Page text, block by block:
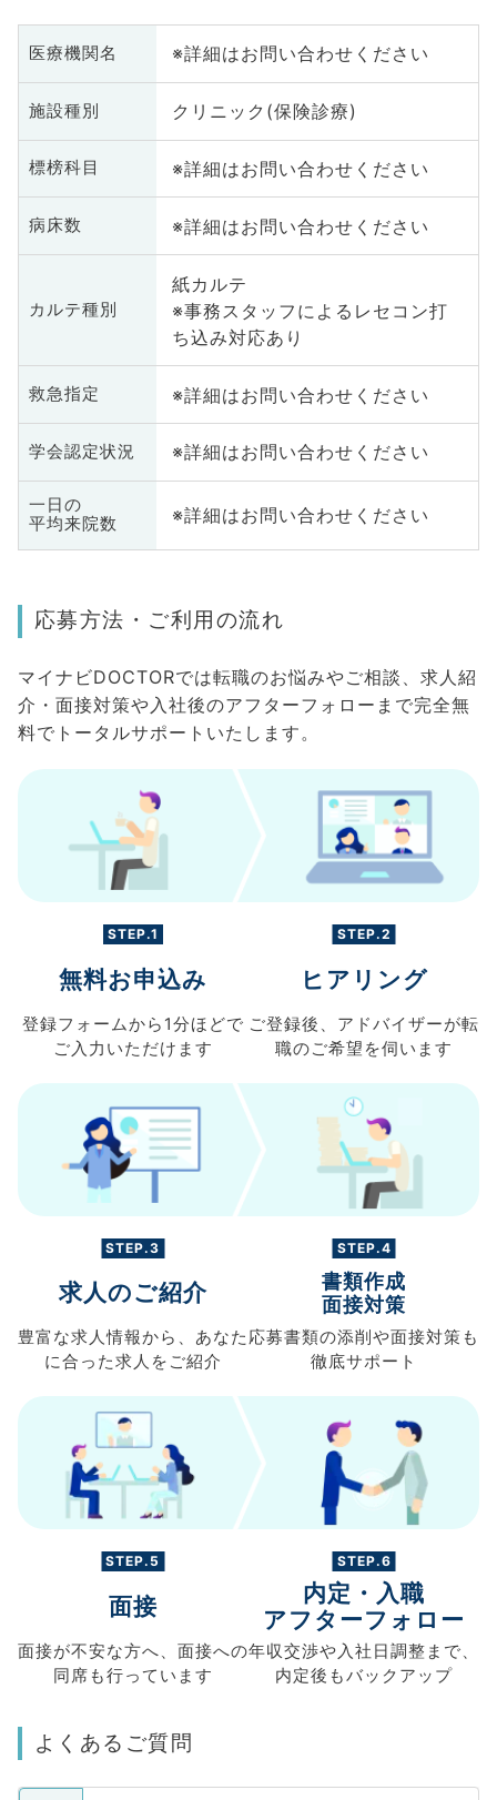
医療機関名 ※詳細はお問い合わせください
施設種別 クリニック(保険診療)
標榜科目 ※詳細はお問い合わせください
病床数 ※詳細はお問い合わせください
カルテ種別
紙カルテ
※事務スタッフによるレセコン打
ち込み対応あり
救急指定 ※詳細はお問い合わせください
学会認定状況 ※詳細はお問い合わせください
一日の
平均来院数
※詳細はお問い合わせください
応募方法・ご利用の流れ
マイナビDOCTORでは転職のお悩みやご相談、求人紹
介・面接対策や入社後のアフターフォローまで完全無
料でトータルサポートいたします。
STEP.1
無料お申込み
登録フォームから 1分ほどで
ご入力 いただけます
STEP.2
ヒアリング
ご登録後、 アドバイザーが転
職のご希望を伺います
STEP.3
求人のご紹介
豊富な求人情報から、 あなた
に合った求人を ご紹介
STEP.4
書類作成
面接対策
応募書類の添削や面接対策も
徹底サポート
STEP.5
面接
面接が不安な方へ、 面接への
同席も行っています
STEP.6
内定・入職
アフターフォロー
年収交渉や入社日調整まで、
内定後もバックアップ
よくあるご質問